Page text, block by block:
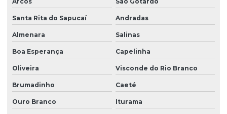
Motovibrador para concreto
Motovibrador elétrico
Motovibrador industrial
Motovibrador para peneira
Motovibrador trifásico
Redutor
Santa Rita do Sapucaí Andradas
Almenara Salinas
Boa Esperança Capelinha
Oliveira Visconde do Rio Branco
Brumadinho Caeté
Ouro Branco Iturama